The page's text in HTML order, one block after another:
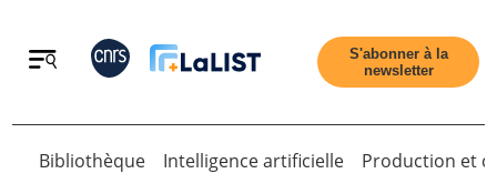
Retour
S'abonner à la
newsletter
Retour
Bibliothèque Intelligence artificielle Production et